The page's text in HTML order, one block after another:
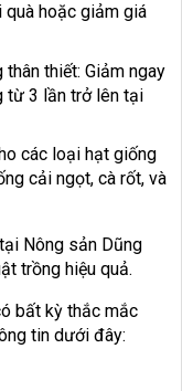
hoặc giảm giá
thiết: Giảm ngay
từ 3 lần trở lên tại
các loại hạt giống
cải ngọt, cà rốt, và
Nông sản Dũng
trồng hiệu quả.
bất kỳ thắc mắc
tin dưới đây: